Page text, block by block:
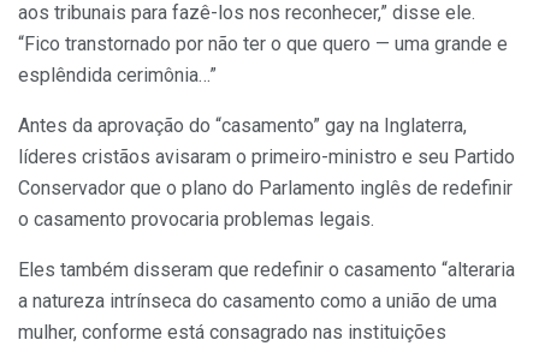
aos tribunais para fazê-los nos reconhecer,” disse ele.
“Fico transtornado por não ter o que quero — uma grande e
esplêndida cerimônia…”
Antes da aprovação do “casamento” gay na Inglaterra,
líderes cristãos avisaram o primeiro-ministro e seu Partido
Conservador que o plano do Parlamento inglês de redefinir
o casamento provocaria problemas legais.
Eles também disseram que redefinir o casamento “alteraria
a natureza intrínseca do casamento como a união de uma
mulher, conforme está consagrado nas instituições